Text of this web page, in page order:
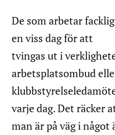
De som arbetar
en viss dag för att
tvingas ut i
arbetsplatsombud
varje dag. Det räcker
man är på väg i